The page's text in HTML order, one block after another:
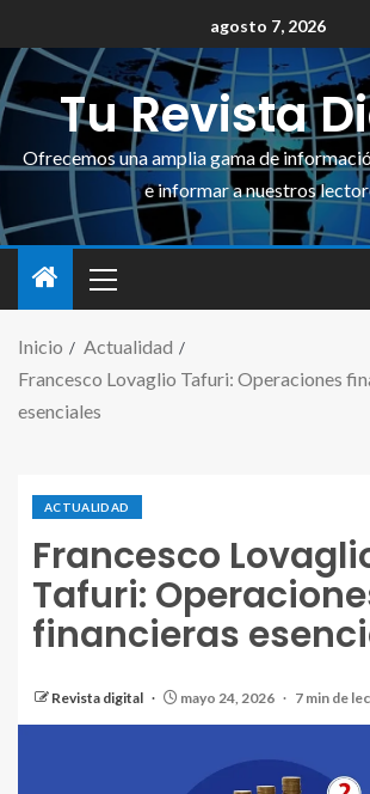
agosto 7, 2026
Tu Revista
Ofrecemos una amplia gama de
e informar a nuestros
Inicio
Actualidad
Francesco Lovaglio Tafuri: Operaciones
esenciales
ACTUALIDAD
Francesco
Tafuri:
financieras
Revista digital mayo 24, 2026 7 min de